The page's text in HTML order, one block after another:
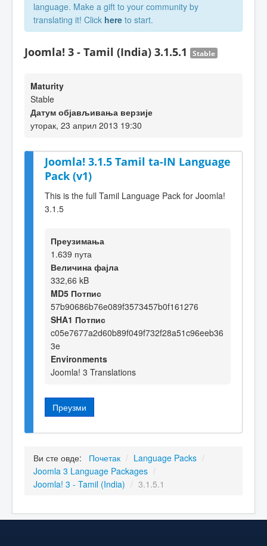
language. Make a gift to your community by
translating it! Click here to start.
Joomla! 3 - Tamil (India) 3.1.5.1 Stable
Maturity
Stable
Датум објављивања верзије
уторак, 23 април 2013 19:30
Joomla! 3.1.5 Tamil ta-IN Language
Pack (v1)
This is the full Tamil Language Pack for Joomla!
3.1.5
Преузимања
1.639 пута
Величина фајла
332,66 kB
MD5 Потпис
57b90686b76e089f3573457b0f161276
SHA1 Потпис
c05e7677a2d60b89f049f732f28a51c96eeb36
3e
Environments
Joomla! 3 Translations
Преузми
Ви сте овде: Почетак / Language Packs /
Joomla 3 Language Packages /
Joomla! 3 - Tamil (India) / 3.1.5.1